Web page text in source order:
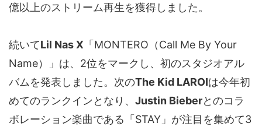
億以上のストリーム再生を獲得しました。
続いてLil Nas X 「MONTERO（Call Me By Your
Name）」は、2位をマークし、初のスタジオアル
バムを発表しました。次のThe Kid LAROIは今年初
めてのランクインとなり、 Justin Bieberとのコラ
ボレーション楽曲である「STAY」が注目を集めて3